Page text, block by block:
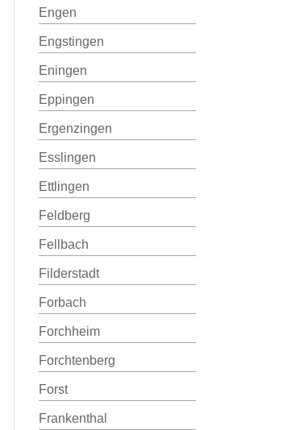
Engen
Engstingen
Eningen
Eppingen
Ergenzingen
Esslingen
Ettlingen
Feldberg
Fellbach
Filderstadt
Forbach
Forchheim
Forchtenberg
Forst
Frankenthal